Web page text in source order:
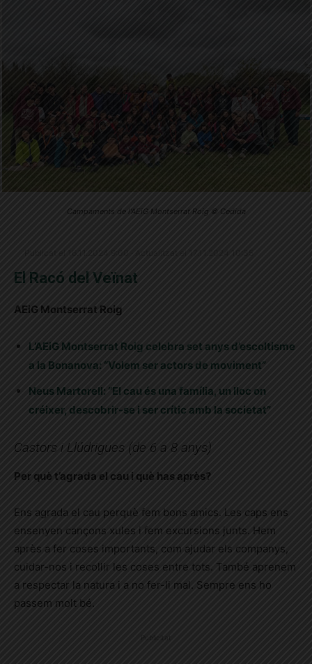
Campaments de l'AEiG Montserrat Roig © Cedida
El Racó del Veïnat
AEiG Montserrat Roig
L’AEiG Montserrat Roig celebra set anys d’escoltisme
a la Bonanova: “Volem ser actors de moviment”
Neus Martorell: “El cau és una família, un lloc on
créixer, descobrir-se i ser crític amb la societat”
Castors i Llúdrigues (de 6 a 8 anys)
Per què t’agrada el cau i què has après?
Ens agrada el cau perquè fem bons amics. Les caps ens
ensenyen cançons xules i fem excursions junts. Hem
après a fer coses importants, com ajudar els companys,
cuidar-nos i recollir les coses entre tots. També aprenem
a respectar la natura i a no fer-li mal. Sempre ens ho
passem molt bé.
Publicitat